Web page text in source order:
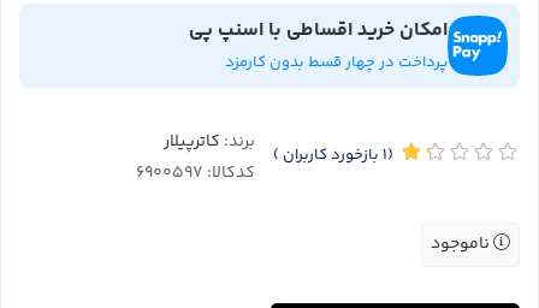
امکان خرید اقساطی با اسنپ پی
پرداخت در چهار قسط بدون کارمزد
(1 بازخورد کاربران ) برند: کاترپیلار
کدکالا:
ناموجود